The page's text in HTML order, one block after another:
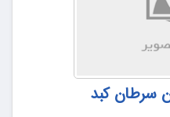
سرطان کبد